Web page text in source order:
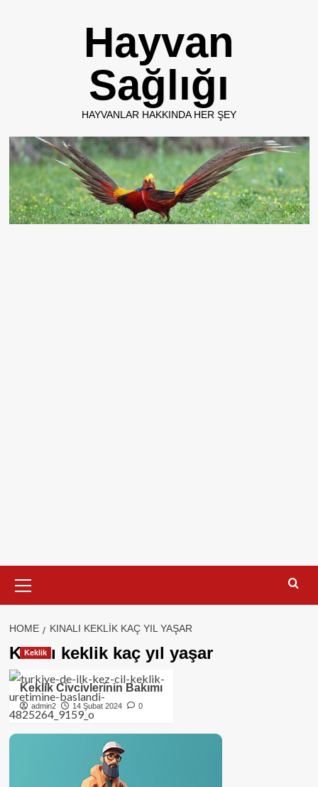
Hayvan
Sağlığı
HAYVANLAR HAKKINDA HER ŞEY
Menu
HOME KINALI KEKLIK KAÇ YIL YAŞAR
Kınalı keklik kaç yıl yaşar
Keklik
Keklik Civcivlerinin Bakımı
admin2 14 Şubat 2024 0